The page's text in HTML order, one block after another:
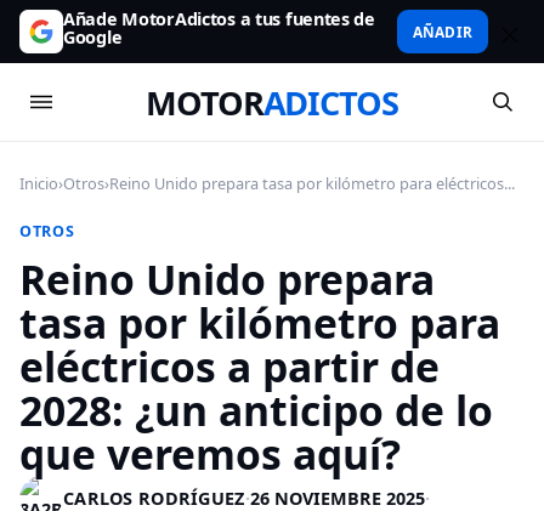
Añade MotorAdictos a tus fuentes de
Google AÑADIR
MOTORADICTOS
Inicio›Otros›Reino Unido prepara tasa por kilómetro para eléctricos...
OTROS
Reino Unido prepara
tasa por kilómetro para
eléctricos a partir de
2028: ¿un anticipo de lo
que veremos aquí?
CARLOS RODRÍGUEZ·26 NOVIEMBRE 2025·